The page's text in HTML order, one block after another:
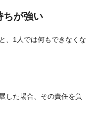
ちが強い
、1人では何もできなくな
した場合、その責任を負